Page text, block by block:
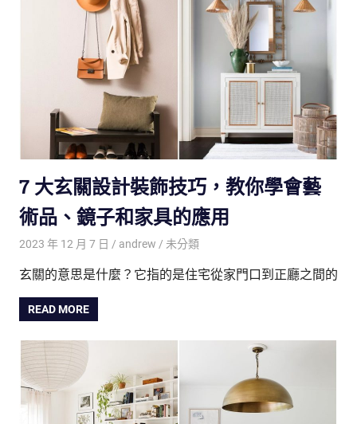
7 大玄關設計裝飾技巧，教你學會藝
術品、鏡子和家具的應用
2023 年 12 月 7 日 andrew 未分類
玄關的意思是什麼？它指的是住宅從家門口到正廳之間的
READ MORE